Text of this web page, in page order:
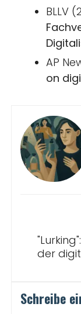
BLLV
AP
on
der
Schreibe